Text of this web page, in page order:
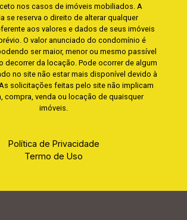
nos casos de imóveis mobiliados. A
se reserva o direito de alterar qualquer
aos valores e dados de seus imóveis
O valor anunciado do condomínio é
ser maior, menor ou mesmo passível
decorrer da locação. Pode ocorrer de algum
no site não estar mais disponível devido à
solicitações feitas pelo site não implicam
compra, venda ou locação de quaisquer
imóveis.
Política de Privacidade
Termo de Uso